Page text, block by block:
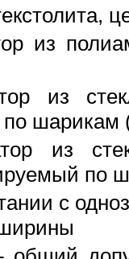
из
из
шарикам
из
по
с